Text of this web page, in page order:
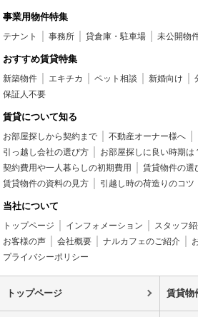
事業用物件特集
テナント 事務所 貸倉庫・駐車場 未公開物
おすすめ賃貸特集
新築物件 エキチカ ペット相談 新婚向け
保証人不要
賃貸について知る
お部屋探しから契約まで 不動産オーナー様へ
引っ越し会社の選び方
お部屋探しに良い時期は
契約費用や一人暮らしの初期費用
賃貸物件の選
賃貸物件の資料の見方
引越し時の荷造りのコツ
当社について
トップページ インフォメーション スタッフ
お客様の声
会社概要 ナルカフェのご紹介
プライバシーポリシー
トップページ 賃貸物